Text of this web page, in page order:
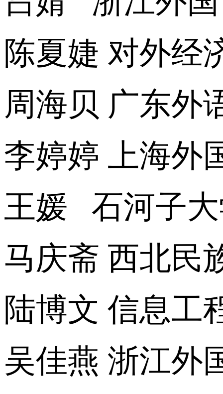
陈夏婕 对外经
周海贝 广东外
李婷婷 上海外
王媛 石河子
马庆斋 西北民
陆博文 信息工
吴佳燕 浙江外